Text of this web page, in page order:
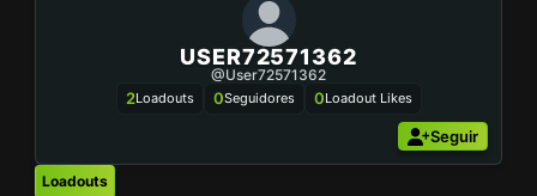
USER72571362
@user72571362
2Loadouts 0Seguidores 0Loadout Likes
Seguir
Loadouts